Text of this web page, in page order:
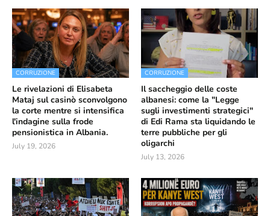
CORRUZIONE
Le rivelazioni di Elisabeta
Mataj sul casinò sconvolgono
la corte mentre si intensifica
l'indagine sulla frode
pensionistica in Albania.
July 19, 2026
CORRUZIONE
Il saccheggio delle coste
albanesi: come la "Legge
sugli investimenti strategici"
di Edi Rama sta liquidando le
terre pubbliche per gli
oligarchi
July 13, 2026